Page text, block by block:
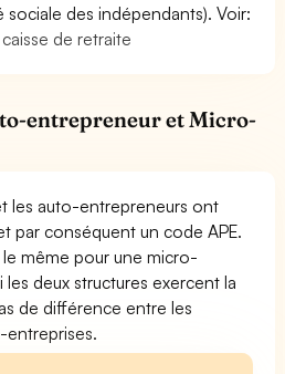
sociale des indépendants). Voir:
de retraite
entrepreneur et Micro-
les auto-entrepreneurs ont
par conséquent un code APE.
même pour une micro-
deux structures exercent la
de différence entre les
entreprises.